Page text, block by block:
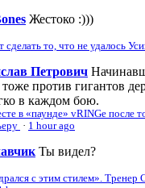
Жестоко :)))
то, что не удалось
Петрович
против гигантов
в каждом бою.
в «паунде» vRINGe после
· 1 hour ago
Ты видел?
с этим стилем». Тренер